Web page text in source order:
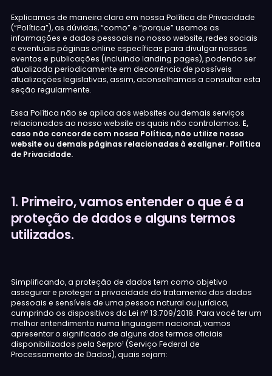
Explicamos de maneira clara em nossa Política de Privacidade
(“Política”), as dúvidas, “como” e “porque” usamos as
informações e dados pessoais no nosso website, redes sociais
e eventuais páginas online específicas para divulgar nossos
eventos e publicações (incluindo landing pages), podendo ser
atualizada periodicamente em decorrência de possíveis
atualizações legislativas, assim, aconselhamos a consultar esta
seção regularmente.
Essa Política não se aplica aos websites ou demais serviços
relacionados ao nosso website os quais não controlamos. E,
caso não concorde com nossa Política, não utilize nosso
website ou demais páginas relacionadas à ezaligner. Política
de Privacidade.
1. Primeiro, vamos entender o que é a
proteção de dados e alguns termos
utilizados.
Simplificando, a proteção de dados tem como objetivo
assegurar e proteger a privacidade do tratamento dos dados
pessoais e sensíveis de uma pessoa natural ou jurídica,
cumprindo os dispositivos da Lei nº 13.709/2018. Para você ter um
melhor entendimento numa linguagem nacional, vamos
apresentar o significado de alguns dos termos oficiais
disponibilizados pela Serpro¹ (Serviço Federal de
Processamento de Dados), quais sejam: